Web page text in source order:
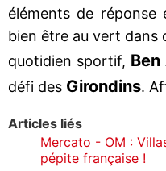
éléments de
bien être au vert dans
quotidien sportif,
défi des Girondins.
Articles liés
Mercato - OM :
pépite française !